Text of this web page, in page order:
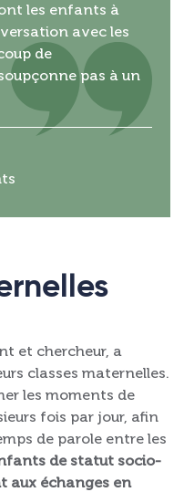
les enfants à
avec les
de
pas à un
et chercheur, a
classes maternelles.
les moments de
fois par jour, afin
de parole entre les
de statut socio-
aux échanges en